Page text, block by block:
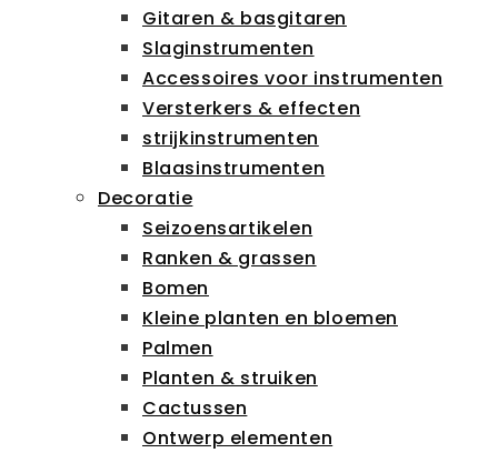
Gitaren & basgitaren
Slaginstrumenten
Accessoires voor instrumenten
Versterkers & effecten
strijkinstrumenten
Blaasinstrumenten
Decoratie
Seizoensartikelen
Ranken & grassen
Bomen
Kleine planten en bloemen
Palmen
Planten & struiken
Cactussen
Ontwerp elementen